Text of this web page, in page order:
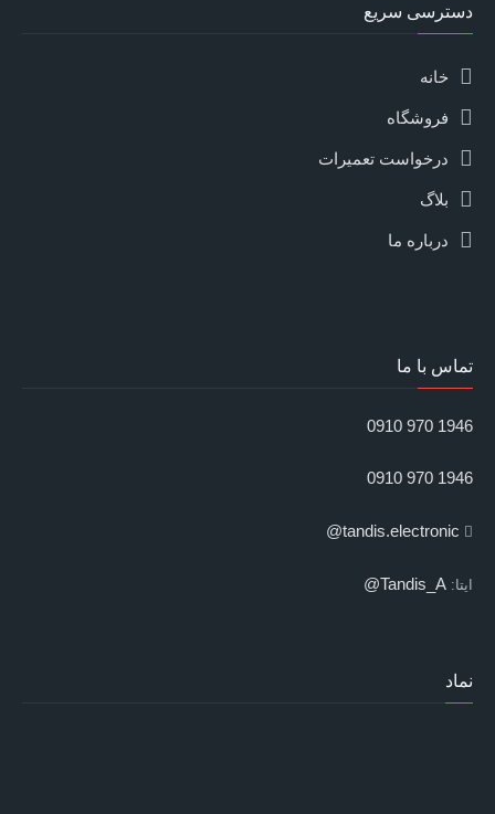
دسترسی سریع
خانه
فروشگاه
درخواست تعمیرات
بلاگ
درباره ما
تماس با ما
1946 970 0910
1946 970 0910
tandis.electronic@
ایتا: Tandis_A@
نماد